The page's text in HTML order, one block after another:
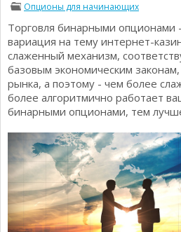
Определения
Опционы для начинающих
Стратегии
Торговля Kриптовалютой
Психологии
Отзывы о бинарных
Стратегии бинарных
Добавить брокера в
Опционы для начинающих
Торговля бинарными опционами
вариация на тему интернет-
слаженный механизм,
базовым экономическим
рынка, а поэтому - чем более
более алгоритмично работает
бинарными опционами, тем